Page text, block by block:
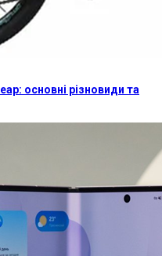
основні різновиди та